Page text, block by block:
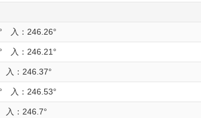
入：246.26°
入：246.21°
入：246.37°
入：246.53°
入：246.7°